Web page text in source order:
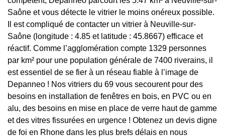
Saône et vous détecte le vitrier le moins onéreux possible.
Il est compliqué de contacter un vitrier à Neuville-sur-
Saône (longitude : 4.85 et latitude : 45.8667) efficace et
réactif. Comme l’agglomération compte 1329 personnes
par km² pour une population générale de 7400 riverains, il
est essentiel de se fier à un réseau fiable à l’image de
Depanneo ! Nos vitriers du 69 vous secourent pour des
besoins en installation de fenêtres en bois, en PVC ou en
alu, des besoins en mise en place de verre haut de gamme
et des vitres fissurées en urgence ! Obtenez un devis digne
de foi en Rhone dans les plus brefs délais en nous